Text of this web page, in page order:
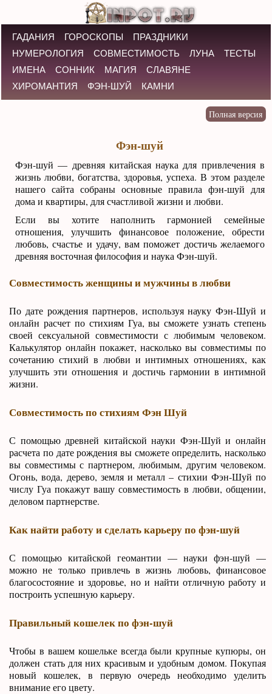
ГАДАНИЯ ГОРОСКОПЫ
ПРАЗДНИКИ
НУМЕРОЛОГИЯ
СОВМЕСТИМОСТЬ ЛУНА
ТЕСТЫ
ИМЕНА
СОННИК МАГИЯ
СЛАВЯНЕ
ХИРОМАНТИЯ
ФЭН-ШУЙ КАМНИ
Фэн-шуй
Фэн-шуй — древняя китайская наука для привлечения в
жизнь любви, богатства, здоровья, успеха. В этом разделе
нашего сайта собраны основные правила фэн-шуй для
дома и квартиры, для счастливой жизни и любви.
Если вы хотите наполнить гармонией семейные
отношения, улучшить финансовое положение, обрести
любовь, счастье и удачу, вам поможет достичь желаемого
древняя восточная философия и наука Фэн-шуй.
Совместимость женщины и мужчины в любви
По дате рождения партнеров, используя науку Фэн-Шуй и
онлайн расчет по стихиям Гуа, вы сможете узнать степень
своей сексуальной совместимости с любимым человеком.
Калькулятор онлайн покажет, насколько вы совместимы по
сочетанию стихий в любви и интимных отношениях, как
улучшить эти отношения и достичь гармонии в интимной
жизни.
Совместимость по стихиям Фэн Шуй
С помощью древней китайской науки Фэн-Шуй и онлайн
расчета по дате рождения вы сможете определить, насколько
вы совместимы с партнером, любимым, другим человеком.
Огонь, вода, дерево, земля и металл – стихии Фэн-Шуй по
числу Гуа покажут вашу совместимость в любви, общении,
деловом партнерстве.
Как найти работу и сделать карьеру по фэн-шуй
С помощью китайской геомантии — науки фэн-шуй —
можно не только привлечь в жизнь любовь, финансовое
благосостояние и здоровье, но и найти отличную работу и
построить успешную карьеру.
Правильный кошелек по фэн-шуй
Чтобы в вашем кошельке всегда были крупные купюры, он
должен стать для них красивым и удобным домом. Покупая
новый кошелек, в первую очередь необходимо уделить
внимание его цвету.